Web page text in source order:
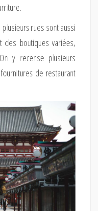
rues sont aussi
des boutiques variées,
y recense plusieurs
de restaurant